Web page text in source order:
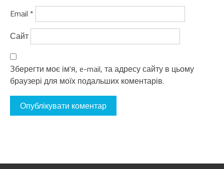
Email *
Сайт
Зберегти моє ім'я, e-mail, та адресу сайту в цьому
браузері для моїх подальших коментарів.